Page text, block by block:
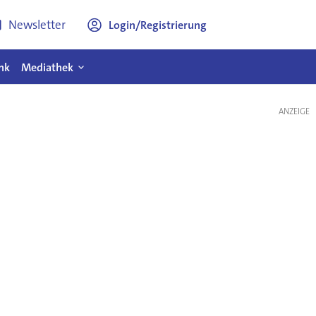
Newsletter Login/Registrierung
Mediathek
ANZEIGE